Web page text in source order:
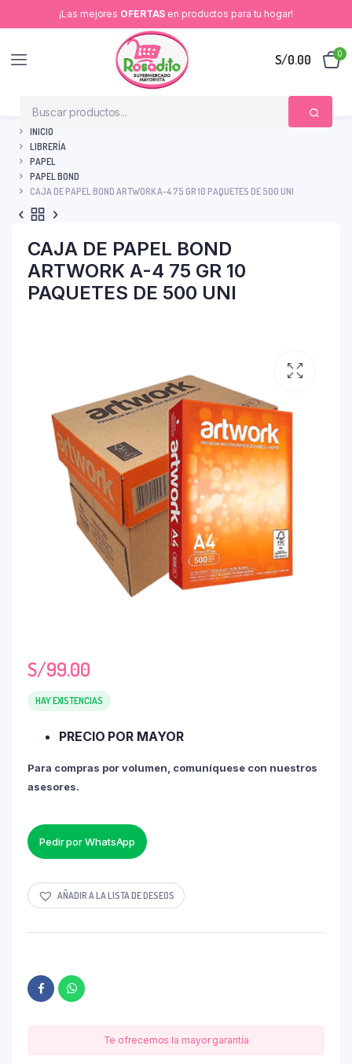
¡Las mejores OFERTAS en productos para tu hogar!
S/0.00 0
INICIO
LIBRERÍA
PAPEL
PAPEL BOND
CAJA DE PAPEL BOND ARTWORK A-4 75 GR 10 PAQUETES DE 500 UNI
CAJA DE PAPEL BOND
ARTWORK A-4 75 GR 10
PAQUETES DE 500 UNI
S/99.00
HAY EXISTENCIAS
PRECIO POR MAYOR
Para compras por volumen, comuníquese con nuestros
asesores.
Pedir por WhatsApp
AÑADIR A LA LISTA DE DESEOS
Te ofrecemos la mayor garantía